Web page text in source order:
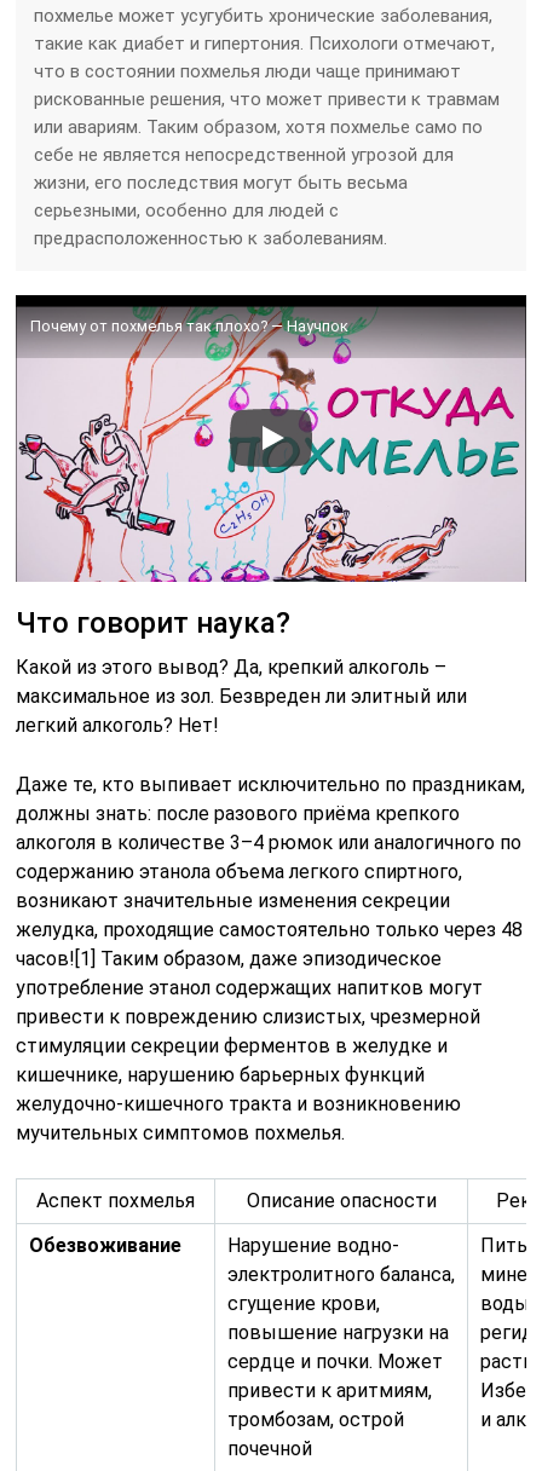
похмелье может усугубить хронические заболевания,
такие как диабет и гипертония. Психологи отмечают,
что в состоянии похмелья люди чаще принимают
рискованные решения, что может привести к травмам
или авариям. Таким образом, хотя похмелье само по
себе не является непосредственной угрозой для
жизни, его последствия могут быть весьма
серьезными, особенно для людей с
предрасположенностью к заболеваниям.
Почему от похмелья так плохо? — Научпок
Что говорит наука?
Какой из этого вывод? Да, крепкий алкоголь –
максимальное из зол. Безвреден ли элитный или
легкий алкоголь? Нет!
Даже те, кто выпивает исключительно по праздникам,
должны знать: после разового приёма крепкого
алкоголя в количестве 3–4 рюмок или аналогичного по
содержанию этанола объема легкого спиртного,
возникают значительные изменения секреции
желудка, проходящие самостоятельно только через 48
часов![1] Таким образом, даже эпизодическое
употребление этанол содержащих напитков могут
привести к повреждению слизистых, чрезмерной
стимуляции секреции ферментов в желудке и
кишечнике, нарушению барьерных функций
желудочно-кишечного тракта и возникновению
мучительных симптомов похмелья.
Аспект похмелья Описание опасности
Обезвоживание
Нарушение водно-
электролитного баланса,
сгущение крови,
повышение нагрузки на
сердце и почки. Может
привести к аритмиям,
тромбозам, острой
почечной
Пить
воды,
и